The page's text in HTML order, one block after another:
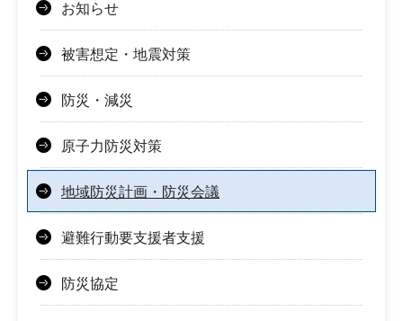
お知らせ
被害想定・地震対策
防災・減災
原子力防災対策
地域防災計画・防災会議
避難行動要支援者支援
防災協定